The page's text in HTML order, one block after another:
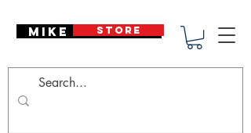
Mike Deodato
STORE